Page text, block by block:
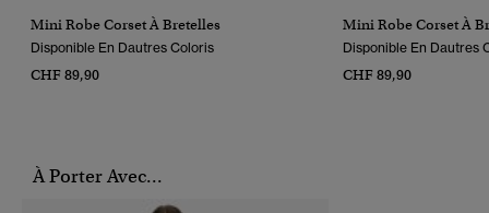
Mini Robe Corset À Bretelles
Disponible En Dautres Coloris
CHF 89,90
Mini Robe Corset À
Disponible En Dautres
CHF 89,90
À Porter Avec...